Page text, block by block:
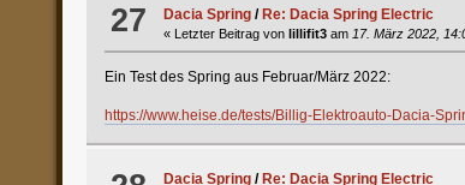
27 Dacia Spring /Re: Dacia Spring Electric
« Letzter Beitrag vonlillifit3am 17. März 2022,
Ein Test des Spring aus Februar/März 2022:
https://www.heise.de/tests/Billig-Elektroauto-Dacia-
Dacia Spring / Re: Dacia Spring Electric